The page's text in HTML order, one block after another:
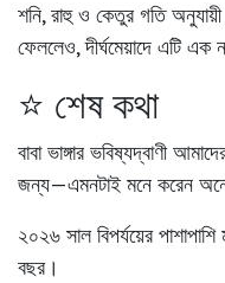
শনি, রাহু ও কেতুর গতি
ফেললেও, দীর্ঘমেয়াদে এটি এক
⭐ শেষ কথা
বাবা ভাঙ্গার ভবিষ্যদ্বাণী
জন্য—এমনটাই মনে করেন
২০২৬ সাল বিপর্যয়ের
বছর।